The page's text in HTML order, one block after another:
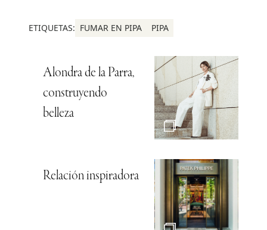
ETIQUETAS: FUMAR EN PIPA PIPA
Alondra de la Parra,
construyendo
belleza
Relación inspiradora